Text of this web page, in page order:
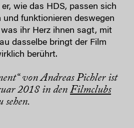
wie das HDS, passen sich
funktionieren deswegen
ihr Herz ihnen sagt, mit
dasselbe bringt der Film
berührt.
von Andreas Pichler ist
2018 in den Filmclubs